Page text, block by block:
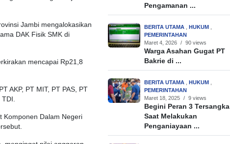
Jambi mengalokasikan
DAK Fisik SMK di
mencapai Rp21,8
AKP, PT MIT, PT PAS, PT
TDI.
Komponen Dalam Negeri
Pengamanan ...
BERITA UTAMA , HUKUM ,
PEMERINTAHAN
Maret 4, 2026
/ 90 views
Warga Asahan Gugat PT
Bakrie di ...
BERITA UTAMA , HUKUM ,
PEMERINTAHAN
Maret 18, 2025
/ 9 views
Begini Peran 3 Tersangka
Saat Melakukan
Penganiayaan ...